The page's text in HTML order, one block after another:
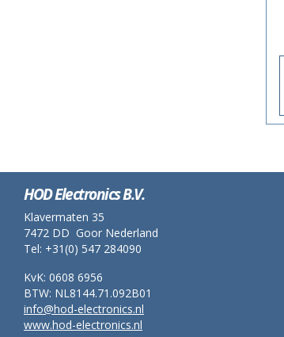
HOD Electronics B.V.
Klavermaten 35
7472 DD Goor Nederland
Tel: +31(0) 547 284090
KvK: 0608 6956
BTW: NL8144.71.092B01
info@hod-electronics.nl
www.hod-electronics.nl